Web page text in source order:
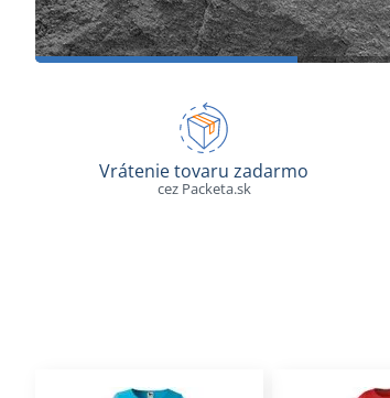
Vrátenie tovaru zadarmo
cez Packeta.sk